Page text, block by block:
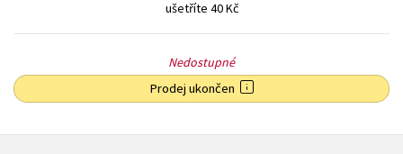
ušetříte 40 Kč
Nedostupné
Prodej ukončen